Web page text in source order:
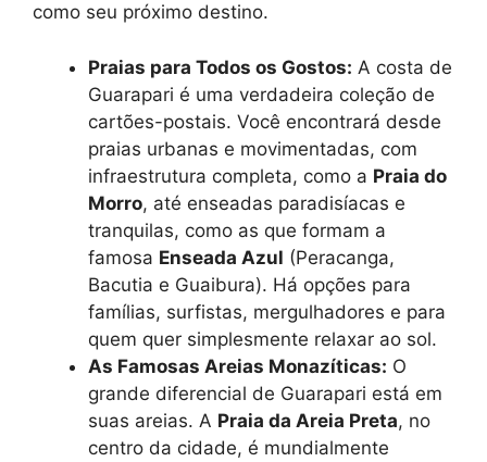
como seu próximo destino.
Praias para Todos os Gostos: A costa de
Guarapari é uma verdadeira coleção de
cartões-postais. Você encontrará desde
praias urbanas e movimentadas, com
infraestrutura completa, como a Praia do
Morro, até enseadas paradisíacas e
tranquilas, como as que formam a
famosa Enseada Azul (Peracanga,
Bacutia e Guaibura). Há opções para
famílias, surfistas, mergulhadores e para
quem quer simplesmente relaxar ao sol.
As Famosas Areias Monazíticas: O
grande diferencial de Guarapari está em
suas areias. A Praia da Areia Preta, no
centro da cidade, é mundialmente